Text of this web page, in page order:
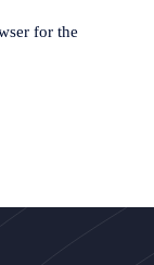
for the